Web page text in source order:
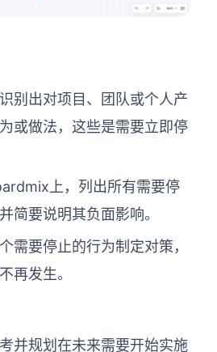
别出对项目、团队或个人产
或做法，这些是需要立即停
上，列出所有需要停
简要说明其负面影响。
需要停止的行为制定对策，
再发生。
并规划在未来需要开始实施